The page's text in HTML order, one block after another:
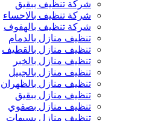
شركة تنظيف ببقيق
شركة تنظيف بالاحساء
شركة تنظيف بالهفوف
تنظيف منازل بالدمام
تنظيف منازل بالقطيف
تنظيف منازل بالخبر
تنظيف منازل بالجبيل
تنظيف منازل بالظهران
تنظيف منازل ببقيق
تنظيف منازل بصفوي
تنظيف منازل بسيهات